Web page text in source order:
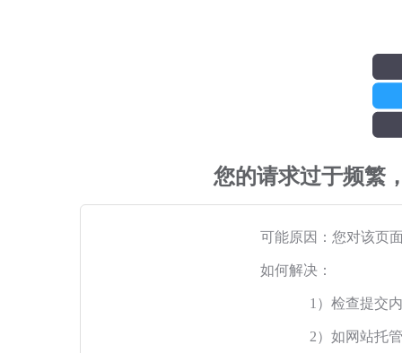
您的请求过于频繁
可能原因：您对该页
如何解决：
1）检查提交
2）如网站托